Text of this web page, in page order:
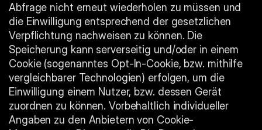
Abfrage nicht erneut wiederholen zu müssen und
die Einwilligung entsprechend der gesetzlichen
Verpflichtung nachweisen zu können. Die
Speicherung kann serverseitig und/oder in einem
Cookie (sogenanntes Opt-In-Cookie, bzw. mithilfe
vergleichbarer Technologien) erfolgen, um die
Einwilligung einem Nutzer, bzw. dessen Gerät
zuordnen zu können. Vorbehaltlich individueller
Angaben zu den Anbietern von Cookie-